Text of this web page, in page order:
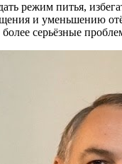
режим питья,
и уменьшению
серьёзные